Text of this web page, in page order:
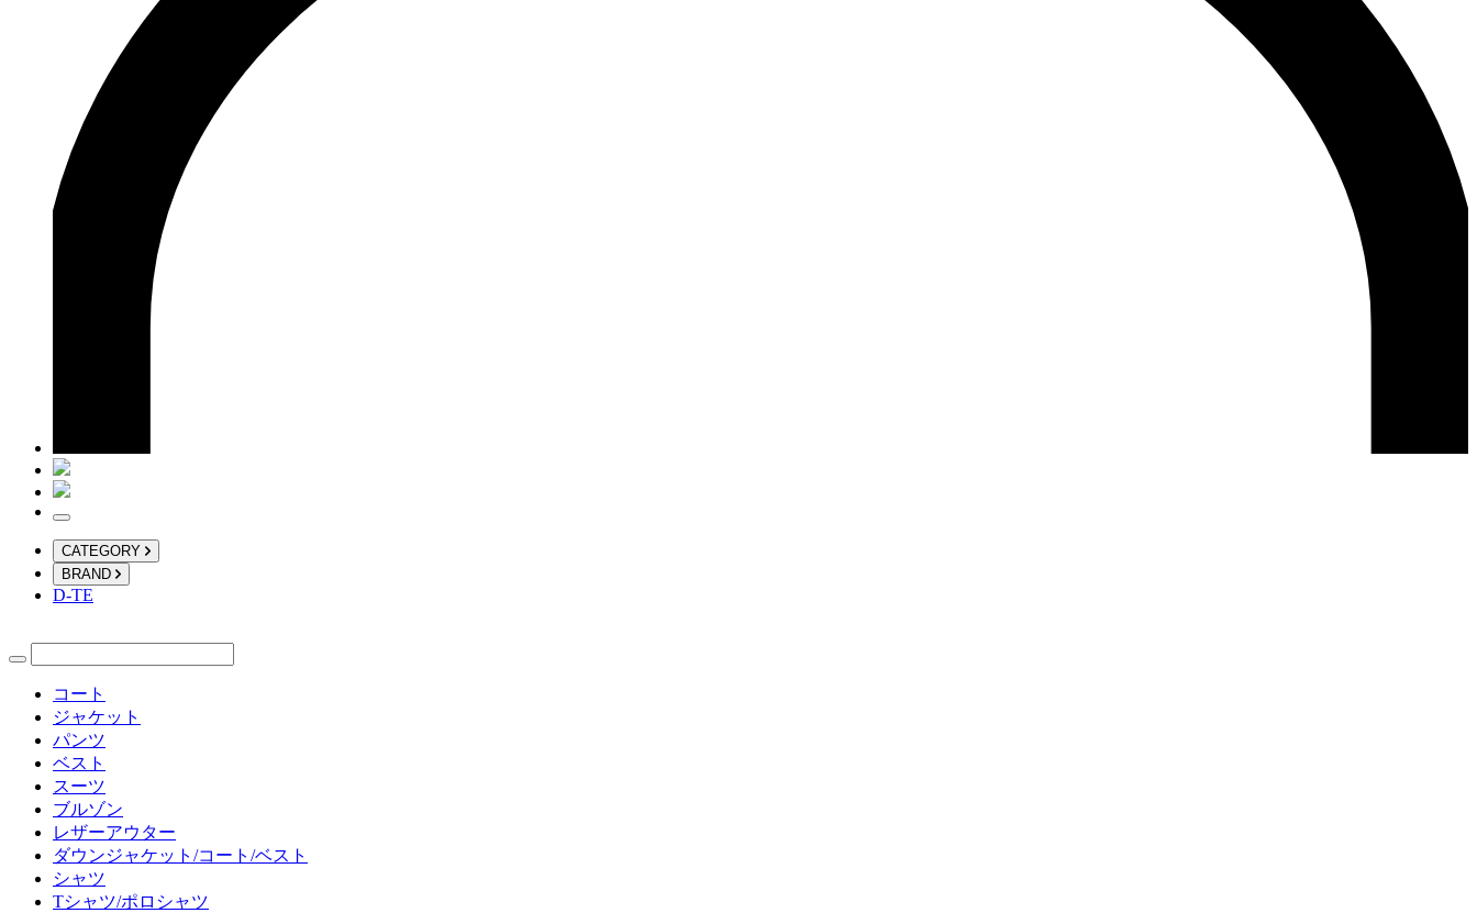
CATEGORY
BRAND
D-TE
コート
ジャケット
パンツ
ベスト
スーツ
ブルゾン
レザーアウター
ダウンジャケット/コート/ベスト
シャツ
Tシャツ/ポロシャツ